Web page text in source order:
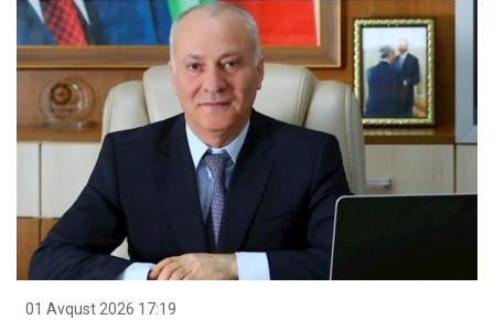
01 Avqust 2026 17:19